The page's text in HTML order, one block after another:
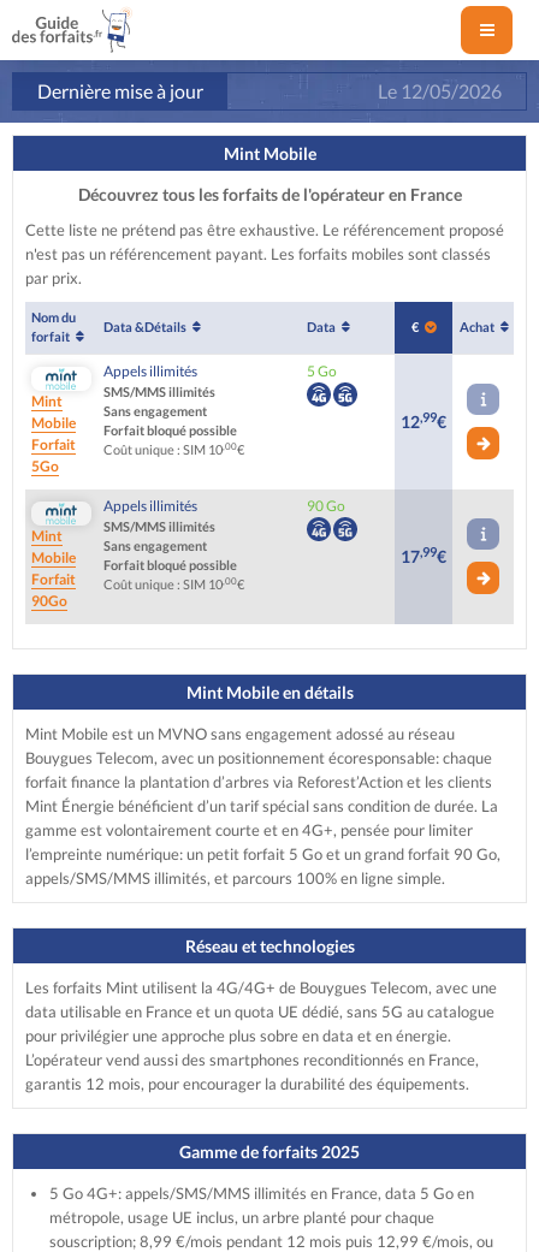
Dernière mise à jour Le 12/05/2026
Mint Mobile
Découvrez tous les forfaits de l'opérateur en France
Cette liste ne prétend pas être exhaustive. Le référencement proposé
n'est pas un référencement payant. Les forfaits mobiles sont classés
par prix.
Nom du
forfait
Data &Détails Data € Achat
Mint
Mobile
Forfait
5Go
Appels illimités
SMS/MMS illimités
Sans engagement
Forfait bloqué possible
Coût unique : SIM 10 ,00€
5 Go
12,99€
Mint
Mobile
Forfait
90Go
Appels illimités
SMS/MMS illimités
Sans engagement
Forfait bloqué possible
Coût unique : SIM 10 ,00€
90 Go
17,99€
Mint Mobile en détails
Mint Mobile est un MVNO sans engagement adossé au réseau
Bouygues Telecom, avec un positionnement écoresponsable: chaque
forfait finance la plantation d’arbres via Reforest’Action et les clients
Mint Énergie bénéficient d’un tarif spécial sans condition de durée. La
gamme est volontairement courte et en 4G+, pensée pour limiter
l’empreinte numérique: un petit forfait 5 Go et un grand forfait 90 Go,
appels/SMS/MMS illimités, et parcours 100% en ligne simple.
Réseau et technologies
Les forfaits Mint utilisent la 4G/4G+ de Bouygues Telecom, avec une
data utilisable en France et un quota UE dédié, sans 5G au catalogue
pour privilégier une approche plus sobre en data et en énergie.
L’opérateur vend aussi des smartphones reconditionnés en France,
garantis 12 mois, pour encourager la durabilité des équipements.
Gamme de forfaits 2025
5 Go 4G+: appels/SMS/MMS illimités en France, data 5 Go en
métropole, usage UE inclus, un arbre planté pour chaque
souscription; 8,99 €/mois pendant 12 mois puis 12,99 €/mois, ou